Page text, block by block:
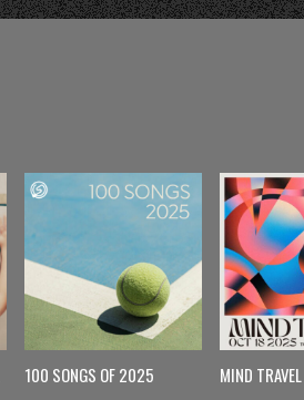
100 SONGS OF 2025 MIND TRAVEL